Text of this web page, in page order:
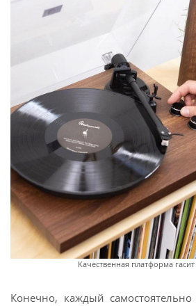
Качественная платформа
Конечно, каждый